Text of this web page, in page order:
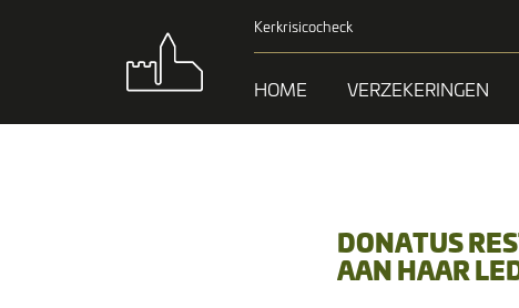
Kerkrisicocheck
HOME VERZEKERINGEN
DONATUS
AAN HAAR